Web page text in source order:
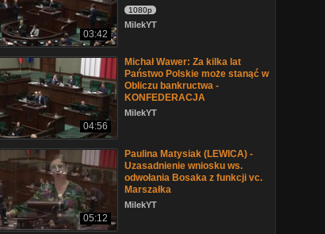
03:42
1080p
MilekYT
04:56
Michał Wawer: Za kilka lat
Państwo Polskie może stanąć w
Obliczu bankructwa -
KONFEDERACJA
MilekYT
05:12
Paulina Matysiak (LEWICA) -
Uzasadnienie wniosku ws.
odwołania Bosaka z funkcji vc.
Marszałka
MilekYT